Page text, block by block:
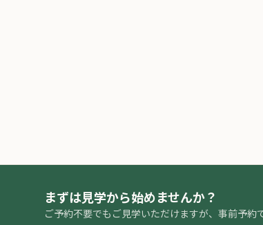
まずは見学から始めませんか？
ご予約不要でもご見学いただけますが、事前予約